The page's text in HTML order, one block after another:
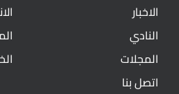
الاخبار
النادي
المجلات
اتصل بنا